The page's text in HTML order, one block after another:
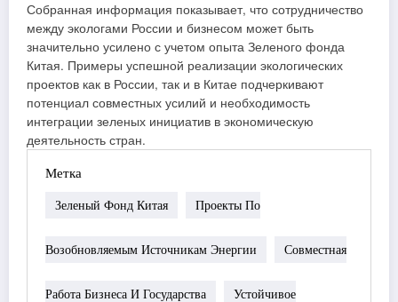
Собранная информация показывает, что сотрудничество
между экологами России и бизнесом может быть
значительно усилено с учетом опыта Зеленого фонда
Китая. Примеры успешной реализации экологических
проектов как в России, так и в Китае подчеркивают
потенциал совместных усилий и необходимость
интеграции зеленых инициатив в экономическую
деятельность стран.
Метка
Зеленый Фонд Китая Проекты По
Возобновляемым Источникам Энергии Совместная
Работа Бизнеса И Государства Устойчивое